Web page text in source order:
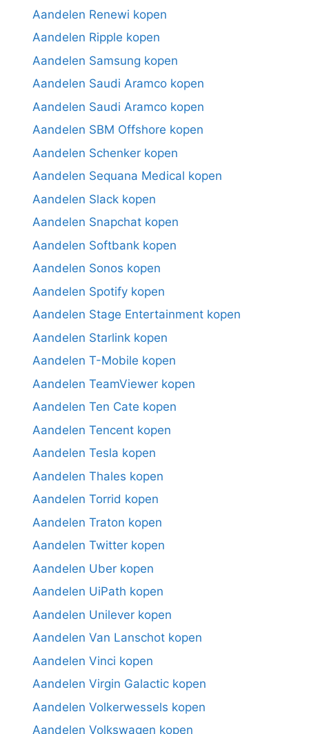
Aandelen Renewi kopen
Aandelen Ripple kopen
Aandelen Samsung kopen
Aandelen Saudi Aramco kopen
Aandelen Saudi Aramco kopen
Aandelen SBM Offshore kopen
Aandelen Schenker kopen
Aandelen Sequana Medical kopen
Aandelen Slack kopen
Aandelen Snapchat kopen
Aandelen Softbank kopen
Aandelen Sonos kopen
Aandelen Spotify kopen
Aandelen Stage Entertainment kopen
Aandelen Starlink kopen
Aandelen T-Mobile kopen
Aandelen TeamViewer kopen
Aandelen Ten Cate kopen
Aandelen Tencent kopen
Aandelen Tesla kopen
Aandelen Thales kopen
Aandelen Torrid kopen
Aandelen Traton kopen
Aandelen Twitter kopen
Aandelen Uber kopen
Aandelen UiPath kopen
Aandelen Unilever kopen
Aandelen Van Lanschot kopen
Aandelen Vinci kopen
Aandelen Virgin Galactic kopen
Aandelen Volkerwessels kopen
Aandelen Volkswagen kopen